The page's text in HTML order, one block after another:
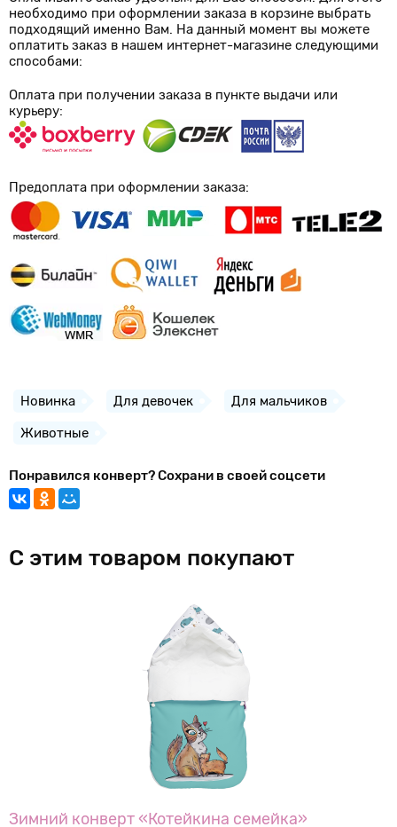
необходимо при оформлении заказа в корзине выбрать
подходящий именно Вам. На данный момент вы можете
оплатить заказ в нашем интернет-магазине следующими
способами:
Оплата при получении заказа в пункте выдачи или
курьеру:
Предоплата при оформлении заказа:
Новинка Для девочек
Для мальчиков
Животные
Понравился конверт? Сохрани в своей соцсети
С этим товаром покупают
Зимний конверт «Котейкина семейка»